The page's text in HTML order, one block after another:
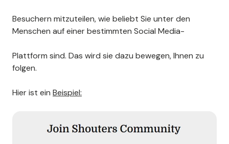
Besuchern mitzuteilen, wie beliebt Sie unter den
Menschen auf einer bestimmten Social Media-
Plattform sind. Das wird sie dazu bewegen, Ihnen zu
folgen.
Hier ist ein Beispiel: